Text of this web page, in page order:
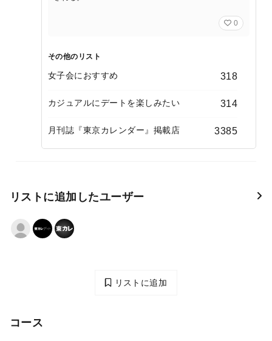
0
その他のリスト
女子会におすすめ 318
カジュアルにデートを楽しみたい 314
月刊誌『東京カレンダー』掲載店 3385
リストに追加したユーザー
リストに追加
コース